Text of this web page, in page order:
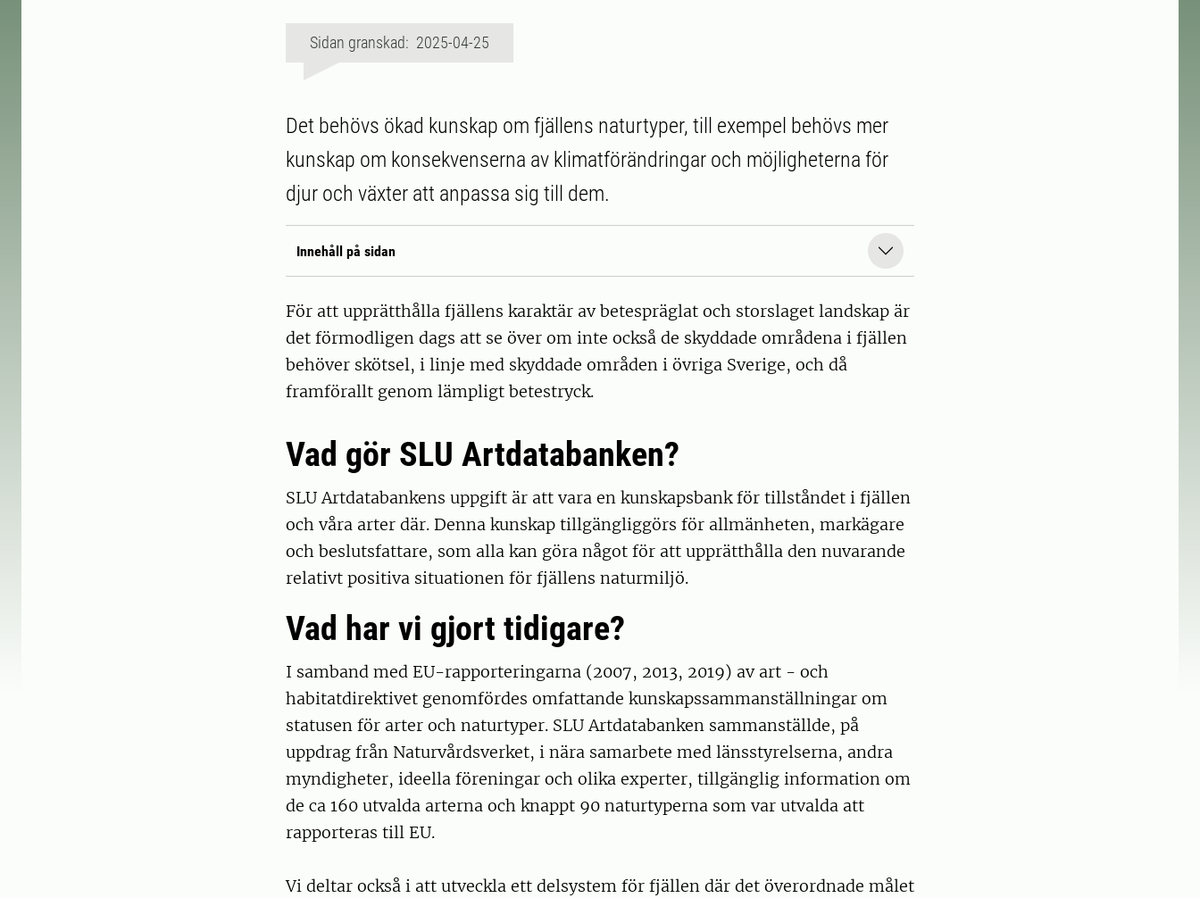
Sidan granskad: 2025-04-25
Det behövs ökad kunskap om fjällens naturtyper, till exempel behövs mer
kunskap om konsekvenserna av klimatförändringar och möjligheterna för
djur och växter att anpassa sig till dem.
Innehåll på sidan
För att upprätthålla fjällens karaktär av betespräglat och storslaget landskap är
det förmodligen dags att se över om inte också de skyddade områdena i fjällen
behöver skötsel, i linje med skyddade områden i övriga Sverige, och då
framförallt genom lämpligt betestryck.
Vad gör SLU Artdatabanken?
SLU Artdatabankens uppgift är att vara en kunskapsbank för tillståndet i fjällen
och våra arter där. Denna kunskap tillgängliggörs för allmänheten, markägare
och beslutsfattare, som alla kan göra något för att upprätthålla den nuvarande
relativt positiva situationen för fjällens naturmiljö.
Vad har vi gjort tidigare?
I samband med EU-rapporteringarna (2007, 2013, 2019) av art - och
habitatdirektivet genomfördes omfattande kunskapssammanställningar om
statusen för arter och naturtyper. SLU Artdatabanken sammanställde, på
uppdrag från Naturvårdsverket, i nära samarbete med länsstyrelserna, andra
myndigheter, ideella föreningar och olika experter, tillgänglig information om
de ca 160 utvalda arterna och knappt 90 naturtyperna som var utvalda att
rapporteras till EU.
Vi deltar också i att utveckla ett delsystem för fjällen där det överordnade målet